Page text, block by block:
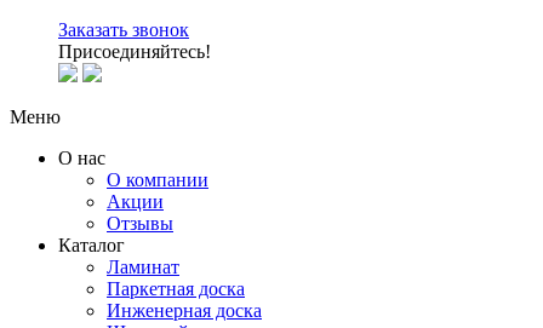
Заказать звонок
Присоединяйтесь!
Меню
О нас
О компании
Акции
Отзывы
Каталог
Ламинат
Паркетная доска
Инженерная доска